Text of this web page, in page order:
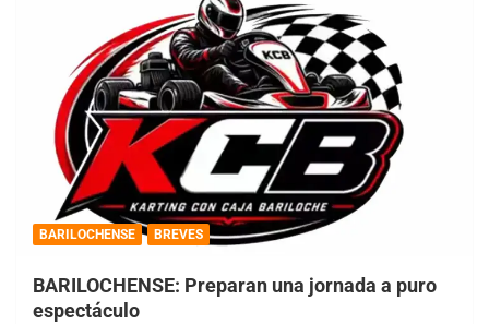
BARILOCHENSE BREVES
BARILOCHENSE: Preparan una jornada a puro
espectáculo